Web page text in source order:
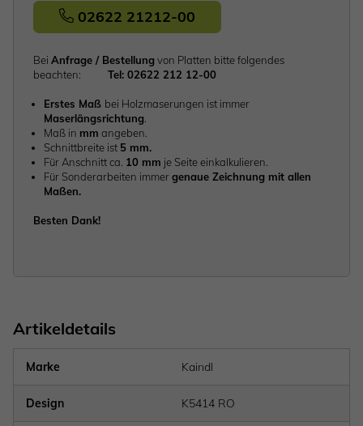
02622 21212-00
Bei Anfrage / Bestellung von Platten bitte folgendes
beachten: Tel: 02622 212 12-00
Erstes Maß bei Holzmaserungen ist immer
Maserlängsrichtung.
Maß in mm angeben.
Schnittbreite ist 5 mm.
Für Anschnitt ca. 10 mm je Seite einkalkulieren.
Für Sonderarbeiten immergenaue Zeichnung mit allen
Maßen.
Besten Dank!
Artikeldetails
Marke Kaindl
Design K5414 RO